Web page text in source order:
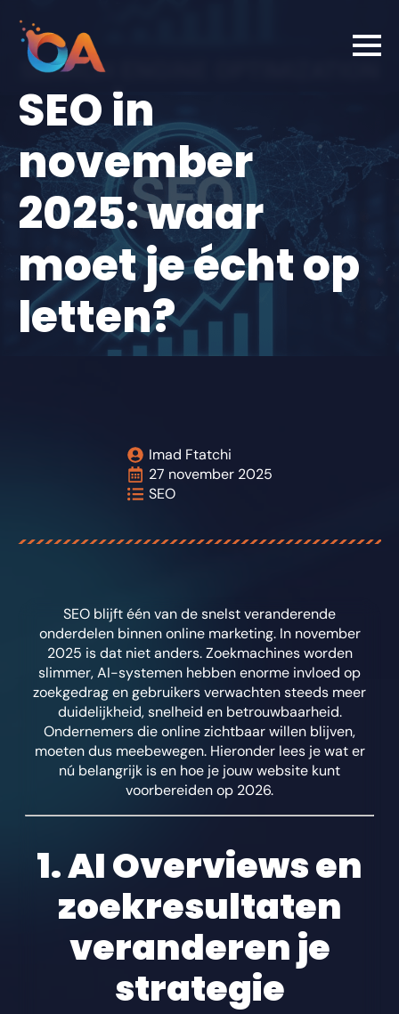
SEO in
november
2025: waar
moet je écht op
letten?
Imad Ftatchi
27 november 2025
SEO
SEO blijft één van de snelst veranderende
onderdelen binnen online marketing. In november
2025 is dat niet anders. Zoekmachines worden
slimmer, AI-systemen hebben enorme invloed op
zoekgedrag en gebruikers verwachten steeds meer
duidelijkheid, snelheid en betrouwbaarheid.
Ondernemers die online zichtbaar willen blijven,
moeten dus meebewegen. Hieronder lees je wat er
nú belangrijk is en hoe je jouw website kunt
voorbereiden op 2026.
1. AI Overviews en
zoekresultaten
veranderen je
strategie